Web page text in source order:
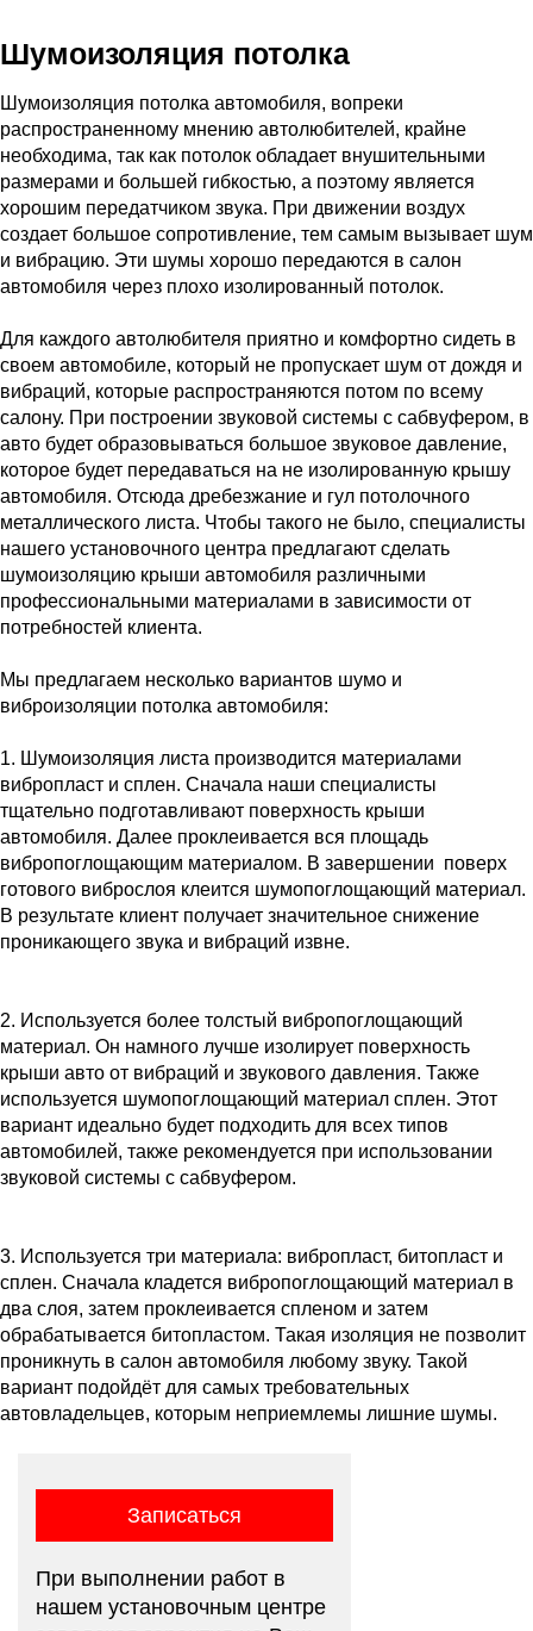
Шумоизоляция потолка
Шумоизоляция потолка автомобиля, вопреки
распространенному мнению автолюбителей, крайне
необходима, так как потолок обладает внушительными
размерами и большей гибкостью, а поэтому является
хорошим передатчиком звука. При движении воздух
создает большое сопротивление, тем самым вызывает шум
и вибрацию. Эти шумы хорошо передаются в салон
автомобиля через плохо изолированный потолок.
Для каждого автолюбителя приятно и комфортно сидеть в
своем автомобиле, который не пропускает шум от дождя и
вибраций, которые распространяются потом по всему
салону. При построении звуковой системы с сабвуфером, в
авто будет образовываться большое звуковое давление,
которое будет передаваться на не изолированную крышу
автомобиля. Отсюда дребезжание и гул потолочного
металлического листа. Чтобы такого не было, специалисты
нашего установочного центра предлагают сделать
шумоизоляцию крыши автомобиля различными
профессиональными материалами в зависимости от
потребностей клиента.
Мы предлагаем несколько вариантов шумо и
виброизоляции потолка автомобиля:
1. Шумоизоляция листа производится материалами
вибропласт и сплен. Сначала наши специалисты
тщательно подготавливают поверхность крыши
автомобиля. Далее проклеивается вся площадь
вибропоглощающим материалом. В завершении поверх
готового виброслоя клеится шумопоглощающий материал.
В результате клиент получает значительное снижение
проникающего звука и вибраций извне.
2. Используется более толстый вибропоглощающий
материал. Он намного лучше изолирует поверхность
крыши авто от вибраций и звукового давления. Также
используется шумопоглощающий материал сплен. Этот
вариант идеально будет подходить для всех типов
автомобилей, также рекомендуется при использовании
звуковой системы с сабвуфером.
3. Используется три материала: вибропласт, битопласт и
сплен. Сначала кладется вибропоглощающий материал в
два слоя, затем проклеивается спленом и затем
обрабатывается битопластом. Такая изоляция не позволит
проникнуть в салон автомобиля любому звуку. Такой
вариант подойдёт для самых требовательных
автовладельцев, которым неприемлемы лишние шумы.
Записаться
При выполнении работ в
нашем установочным центре